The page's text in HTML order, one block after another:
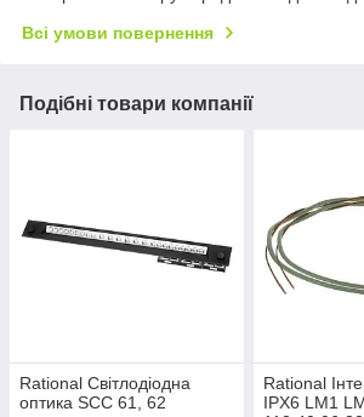
Всі умови повернення
Подібні товари компанії
Rational Світлодіодна
оптика SCC 61, 62
Rational
IPX6 LM1